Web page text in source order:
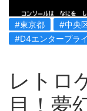
#東京都 #中央
#D4エンタープラ
レトロ
目！夢